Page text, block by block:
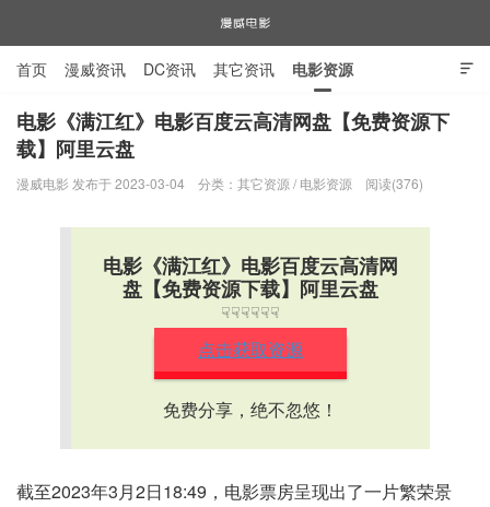
漫威电影

首页 漫威资讯 DC资讯 其它资讯 电影资源
电视剧资源 漫威图片
电影《满江红》电影百度云高清网盘【免费资源下
载】阿里云盘
漫威电影 发布于 2023-03-04 分类： 其它资源 / 电影资源 阅读(376)
电影《满江红》电影百度云高清网
盘【免费资源下载】阿里云盘
☟☟☟☟☟☟
点击获取资源
免费分享，绝不忽悠！
截至2023年3月2日18:49，电影票房呈现出了一片繁荣景